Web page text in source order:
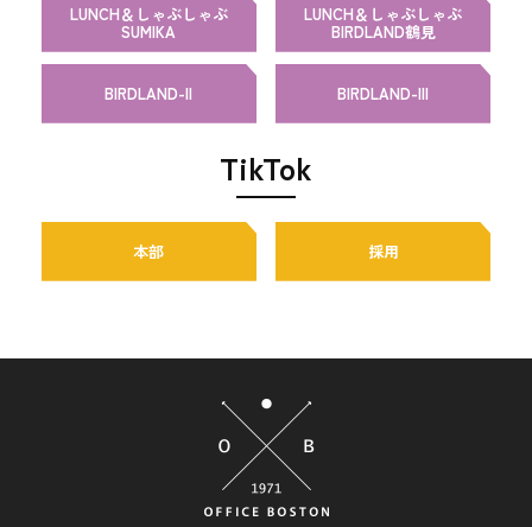
LUNCH＆しゃぶしゃぶ
SUMIKA
LUNCH＆しゃぶしゃぶ
BIRDLAND鶴見
BIRDLAND-II BIRDLAND-III
TikTok
本部 採用